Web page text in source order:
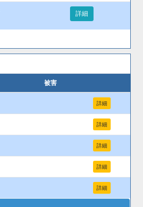
詳細
被害
詳細
詳細
詳細
詳細
詳細